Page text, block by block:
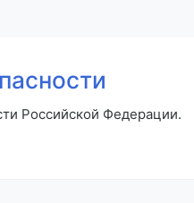
Российской Федерации.